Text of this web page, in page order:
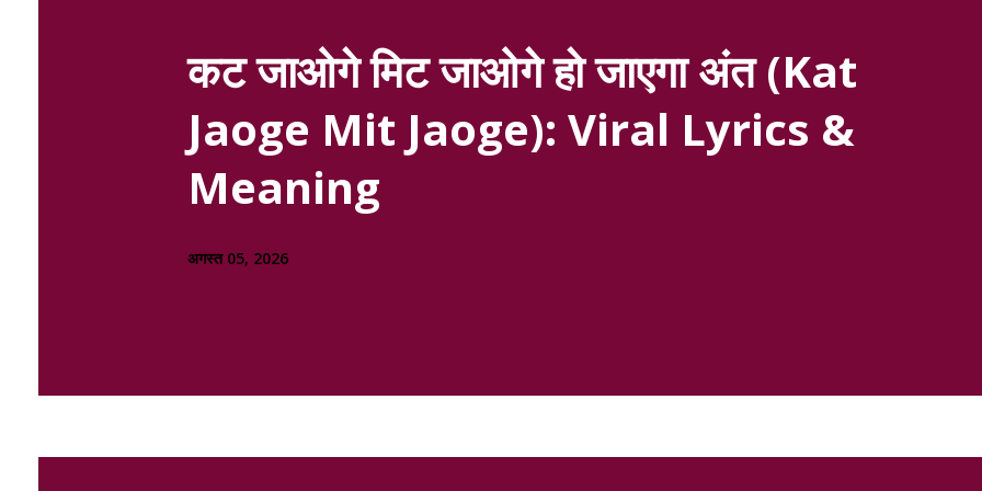
कट जाओगे मिट जाओगे हो जाएगा अंत (Kat
Jaoge Mit Jaoge): Viral Lyrics &
Meaning
अगस्त 05, 2026